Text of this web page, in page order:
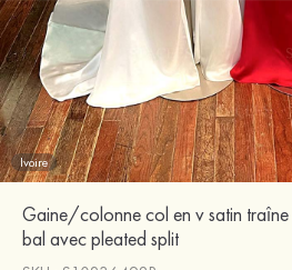
Ivoire
Gaine/colonne col en v satin
bal avec pleated split